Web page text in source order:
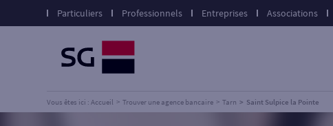
Particuliers Professionnels Entreprises Associations
Vous êtes ici : Accueil Trouver une agence bancaire Tarn Saint Sulpice la Pointe